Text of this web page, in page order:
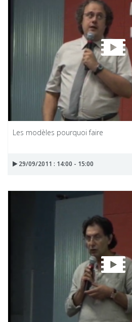
Les modèles pourquoi faire
29/09/2011 : 14:00 - 15:00